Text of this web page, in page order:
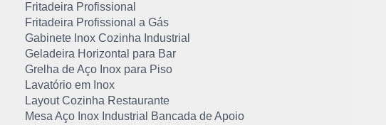
Fritadeira Profissional
Fritadeira Profissional a Gás
Gabinete Inox Cozinha Industrial
Geladeira Horizontal para Bar
Grelha de Aço Inox para Piso
Lavatório em Inox
Layout Cozinha Restaurante
Mesa Aço Inox Industrial Bancada de Apoio